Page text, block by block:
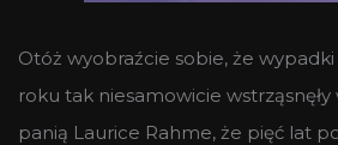
Otóż wyobraźcie sobie, że wypadki
roku tak niesamowicie wstrząsnęły
panią Laurice Rahme, że pięć lat